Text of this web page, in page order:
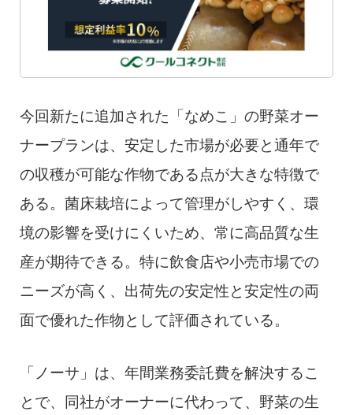
今回新たに追加された「なめこ」の野菜オー
ナープランは、安定した市場が必要と通年で
の収穫が可能な作物である点が大きな特徴で
ある。菌床栽培によって管理がしやすく、環
境の影響を受けにくいため、常に高品質な生
産が期待できる。特に飲食店や小売市場での
ニーズが高く、出荷先の安定性と安定性の両
面で優れた作物として評価されている。
「ノーサ」は、年間業務委託費を解決するこ
とで、同社がオーナーに代わって、野菜の生